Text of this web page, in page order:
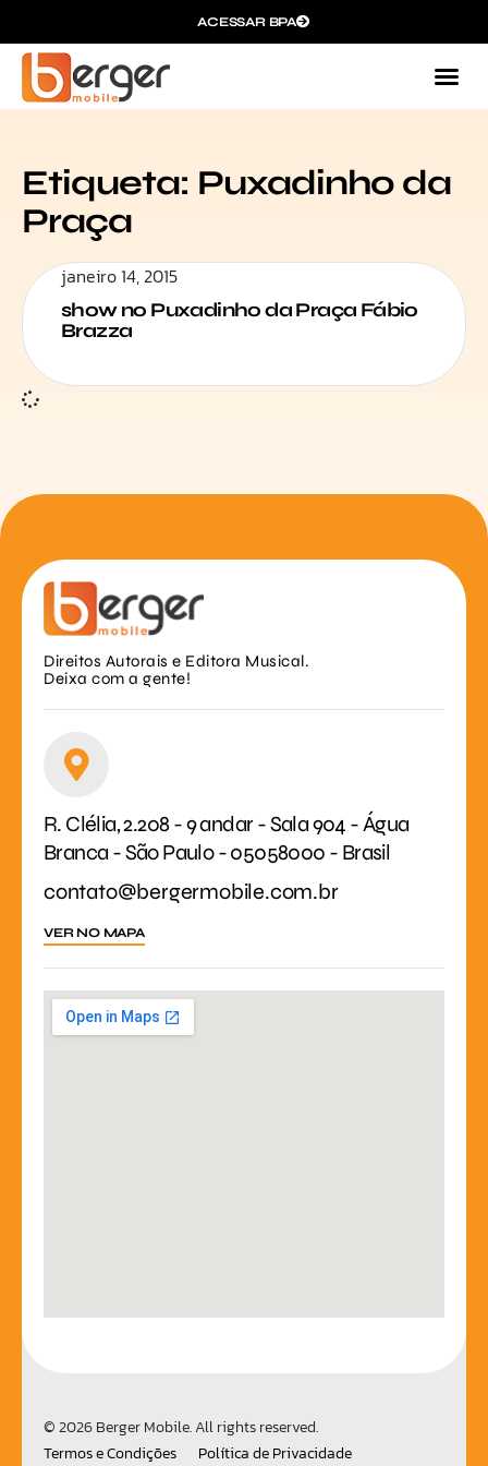
ACESSAR BPA
Etiqueta: Puxadinho da
Praça
janeiro 14, 2015
show no Puxadinho da Praça Fábio
Brazza
Direitos Autorais e Editora Musical.
Deixa com a gente!
R. Clélia, 2.208 - 9 andar - Sala 904 - Água
Branca - São Paulo - 05058000 - Brasil
contato@bergermobile.com.br
VER NO MAPA
© 2026 Berger Mobile. All rights reserved.
Termos e Condições
Política de Privacidade